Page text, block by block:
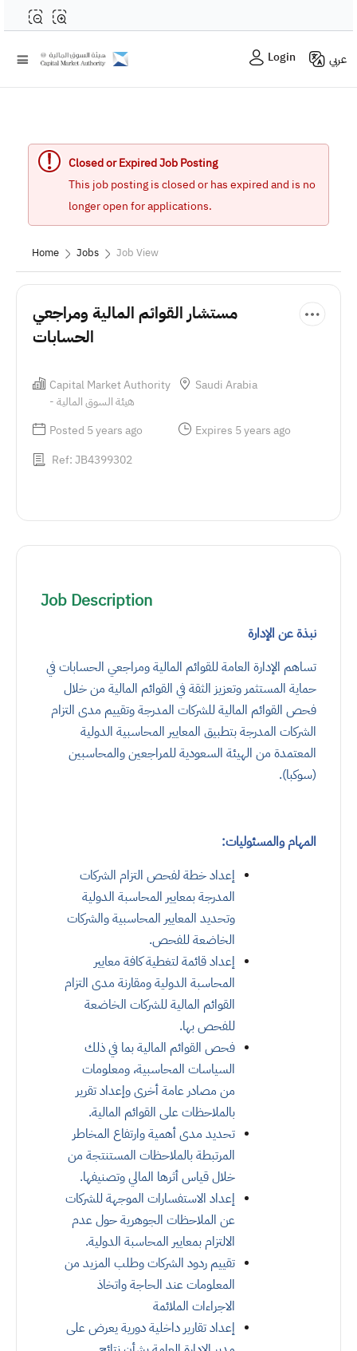
Login عربي
Closed or Expired Job Posting
This job posting is closed or has expired and is no
longer open for applications.
Home Jobs Job View
مستشار القوائم المالية ومراجعي
الحسابات
Capital Market Authority
- هيئة السوق المالية
Saudi Arabia
Posted 5 years ago
Expires 5 years ago
Ref: JB4399302
Job Description
نبذة عن الإدارة
تساهم الإدارة العامة للقوائم المالية ومراجعي الحسابات في
حماية المستثمر وتعزيز الثقة في القوائم المالية من خلال
فحص القوائم المالية للشركات المدرجة وتقييم مدى التزام
الشركات المدرجة بتطبيق المعايير المحاسبية الدولية
المعتمدة من الهيئة السعودية للمراجعين والمحاسبين
(سوكبا).
المهام والمسئوليات:
إعداد خطة لفحص التزام الشركات
المدرجة بمعايير المحاسبة الدولية
وتحديد المعايير المحاسبية والشركات
الخاضعة للفحص.
إعداد قائمة لتغطية كافة معايير
المحاسبة الدولية ومقارنة مدى التزام
القوائم المالية للشركات الخاضعة
للفحص بها.
فحص القوائم المالية بما في ذلك
السياسات المحاسبية، ومعلومات
من مصادر عامة أخرى وإعداد تقرير
بالملاحظات على القوائم المالية.
تحديد مدى أهمية وارتفاع المخاطر
المرتبطة بالملاحظات المستنتجة من
خلال قياس أثرها المالي وتصنيفها.
إعداد الاستفسارات الموجهة للشركات
عن الملاحظات الجوهرية حول عدم
الالتزام بمعايير المحاسبة الدولية.
تقييم ردود الشركات وطلب المزيد من
المعلومات عند الحاجة واتخاذ
الاجراءات الملائمة
إعداد تقارير داخلية دورية يعرض على